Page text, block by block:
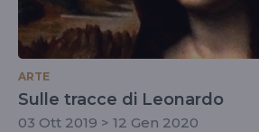
ARTE
Sulle tracce di Leonardo
03 Ott 2019 > 12 Gen 2020